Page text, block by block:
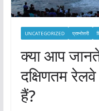
UNCATEGORIZED प्रश्नोत्तरी
क्या आप
दक्षिणतम
हैं?